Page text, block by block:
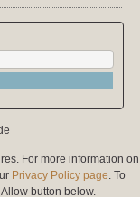
For more information on
Privacy Policy page. To
button below.